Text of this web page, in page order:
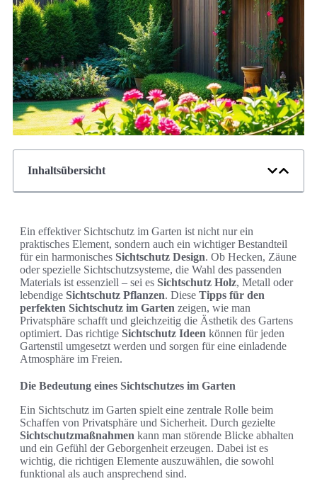
Inhaltsübersicht
Ein effektiver Sichtschutz im Garten ist nicht nur ein
praktisches Element, sondern auch ein wichtiger Bestandteil
für ein harmonisches Sichtschutz Design. Ob Hecken, Zäune
oder spezielle Sichtschutzsysteme, die Wahl des passenden
Materials ist essenziell – sei es Sichtschutz Holz, Metall oder
lebendige Sichtschutz Pflanzen. Diese Tipps für den
perfekten Sichtschutz im Garten zeigen, wie man
Privatsphäre schafft und gleichzeitig die Ästhetik des Gartens
optimiert. Das richtige Sichtschutz Ideen können für jeden
Gartenstil umgesetzt werden und sorgen für eine einladende
Atmosphäre im Freien.
Die Bedeutung eines Sichtschutzes im Garten
Ein Sichtschutz im Garten spielt eine zentrale Rolle beim
Schaffen von Privatsphäre und Sicherheit. Durch gezielte
Sichtschutzmaßnahmen kann man störende Blicke abhalten
und ein Gefühl der Geborgenheit erzeugen. Dabei ist es
wichtig, die richtigen Elemente auszuwählen, die sowohl
funktional als auch ansprechend sind.